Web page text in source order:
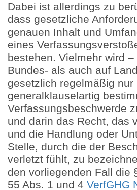
Dabei ist allerdings zu
dass gesetzliche
genauen Inhalt und
eines
bestehen. Vielmehr wird
Bundes- als auch auf
gesetzlich regelmäßig nur
generalklauselartig
Verfassungsbeschwerde
und darin das Recht, das
und die Handlung oder
Stelle, durch die der
verletzt fühlt, zu
den vorliegenden Fall die
55 Abs. 1 und 4 VerfGHG